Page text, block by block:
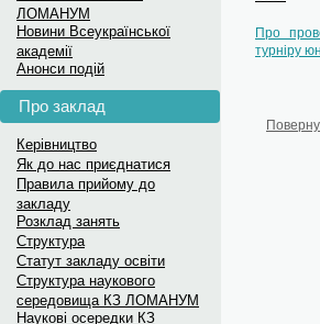
Новини з фото
Луганська МАН на
Меседж-бокс:
для...
Меседж-бокс: Вступ до
ЛОМАНУМ
Новини Всеукраїнської
академії
Анонси подій
Про заклад
Керівництво
Як до нас приєднатися
Правила прийому до
закладу
Розклад занять
Структура
Статут закладу освіти
Структура наукового
середовища КЗ ЛОМАНУМ
Наукові осередки КЗ
Про
турніру